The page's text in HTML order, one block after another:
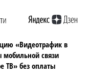
«Видеотрафик в
мобильной связи
ТВ» без оплаты